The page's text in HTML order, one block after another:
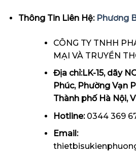
Thông Tin Liên Hệ: Phương
CÔNG TY TNHH
MẠI VÀ TRUYỀN
Địa chỉ:LK-15, dãy
Phúc, Phường Vạn
Thành phố Hà Nội,
Hotline:0344 369
Email: